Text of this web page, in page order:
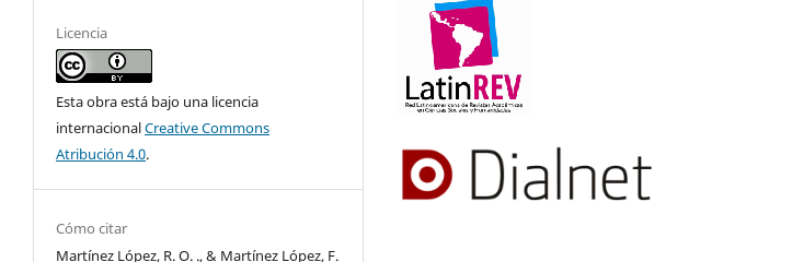
Licencia
Esta obra está bajo una licencia
internacionalCreative Commons
Atribución 4.0.
Cómo citar
Martínez López, R. O. ., & Martínez López, F.